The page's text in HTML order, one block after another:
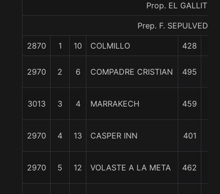
Prop. EL GALLITO
Prep. F. SEPULVEDA
2870 1 10 COLMILLO 428
2970 2 6 COMPADRE CRISTIAN 495
3013 3 4 MARRAKECH 459
2970 4 13 CASPER INN 401
2970 5 12 VOLASTE A LA META 462